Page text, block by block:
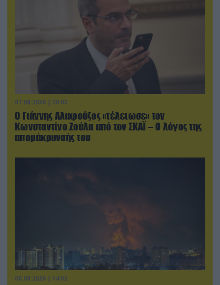
07.08.2026 | 20:02
Ο Γιάννης Αλαφούζος «τέλειωσε» τον
Κωνσταντίνο Ζούλα από τον ΣΚΑΪ – Ο λόγος της
απομάκρυνσής του
08.08.2026 | 14:02